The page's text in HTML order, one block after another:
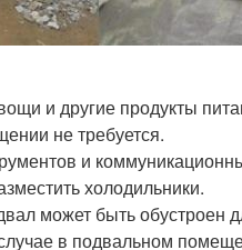
и другие продукты
не требуется.
и
холодильники.
может быть обустроен
в подвальном